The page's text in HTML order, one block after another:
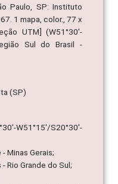
Paulo, SP: Instituto
1 mapa, color., 77 x
UTM] (W51°30'-
Sul do Brasil -
(SP)
W51°15'/S20°30'-
Minas Gerais;
Rio Grande do Sul;